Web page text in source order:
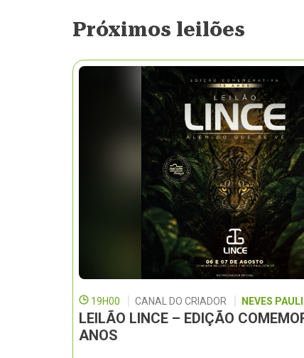
Próximos leilões
19H00 CANAL DO CRIADOR NEVES
LEILÃO LINCE – EDIÇÃO
ANOS